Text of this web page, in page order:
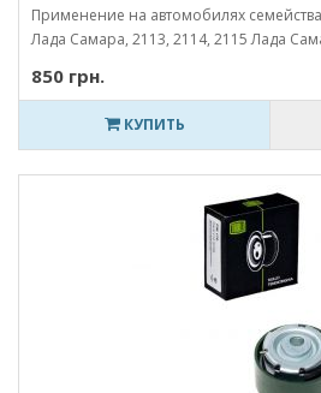
Применение на автомобилях
Лада Самара, 2113, 2114, 2115 Лада
850 грн.
КУПИТЬ